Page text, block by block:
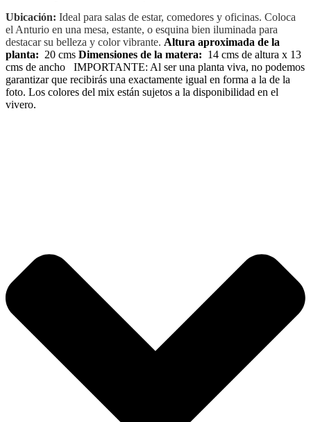
Ubicación: Ideal para salas de estar, comedores y oficinas. Coloca
el Anturio en una mesa, estante, o esquina bien iluminada para
destacar su belleza y color vibrante. Altura aproximada de la
planta: 20 cms Dimensiones de la matera: 14 cms de altura x 13
cms de ancho IMPORTANTE: Al ser una planta viva, no podemos
garantizar que recibirás una exactamente igual en forma a la de la
foto. Los colores del mix están sujetos a la disponibilidad en el
vivero.